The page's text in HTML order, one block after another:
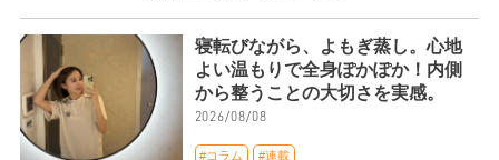
寝転びながら、よもぎ蒸し。心地
よい温もりで全身ぽかぽか！内側
から整うことの大切さを実感。
2026/08/08
#コラム #連載